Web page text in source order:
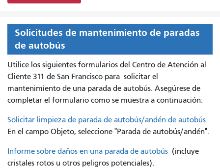
Solicitudes de mantenimiento de paradas
de autobús
Utilice los siguientes formularios del Centro de Atención al
Cliente 311 de San Francisco para solicitar el
mantenimiento de una parada de autobús. Asegúrese de
completar el formulario como se muestra a continuación:
Solicitar limpieza de parada de autobús/andén de autobús.
En el campo Objeto, seleccione "Parada de autobús/andén".
Informe sobre daños en una parada de autobús (incluye
cristales rotos u otros peligros potenciales).